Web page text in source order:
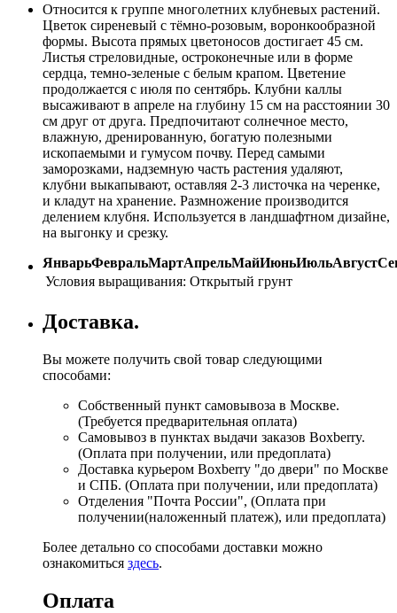
Относится к группе многолетних клубневых растений.
Цветок сиреневый с тёмно-розовым, воронкообразной
формы. Высота прямых цветоносов достигает 45 см.
Листья стреловидные, остроконечные или в форме
сердца, темно-зеленые с белым крапом. Цветение
продолжается с июля по сентябрь. Клубни каллы
высаживают в апреле на глубину 15 см на расстоянии 30
см друг от друга. Предпочитают солнечное место,
влажную, дренированную, богатую полезными
ископаемыми и гумусом почву. Перед самыми
заморозками, надземную часть растения удаляют,
клубни выкапывают, оставляя 2-3 листочка на черенке,
и кладут на хранение. Размножение производится
делением клубня. Используется в ландшафтном дизайне,
на выгонку и срезку.
ЯнварьФевральМартАпрельМайИюньИюльАвгуст
Условия выращивания: Открытый грунт
Доставка.
Вы можете получить свой товар следующими
способами:
Собственный пункт самовывоза в Москве.
(Требуется предварительная оплата)
Самовывоз в пунктах выдачи заказов Boxberry.
(Оплата при получении, или предоплата)
Доставка курьером Boxberry "до двери" по Москве
и СПБ. (Оплата при получении, или предоплата)
Отделения "Почта России", (Оплата при
получении(наложенный платеж), или предоплата)
Более детально со способами доставки можно
ознакомиться здесь.
Оплата